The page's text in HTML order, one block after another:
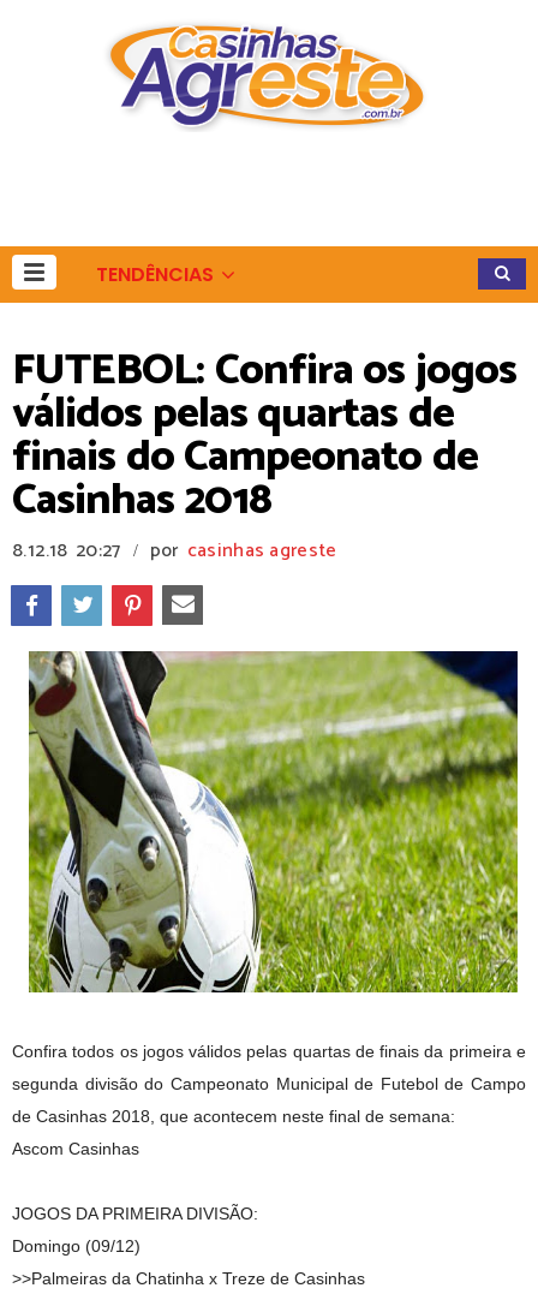
TENDÊNCIAS
FUTEBOL: Confira os jogos
válidos pelas quartas de
finais do Campeonato de
Casinhas 2018
8.12.18 20:27 / por casinhas agreste
Confira todos os jogos válidos pelas quartas de finais da primeira e
segunda divisão do Campeonato Municipal de Futebol de Campo
de Casinhas 2018, que acontecem neste final de semana:
Ascom Casinhas
JOGOS DA PRIMEIRA DIVISÃO:
Domingo (09/12)
>>Palmeiras da Chatinha x Treze de Casinhas